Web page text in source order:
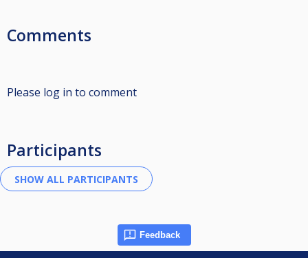
Comments
Please log in to comment
Participants
Feedback